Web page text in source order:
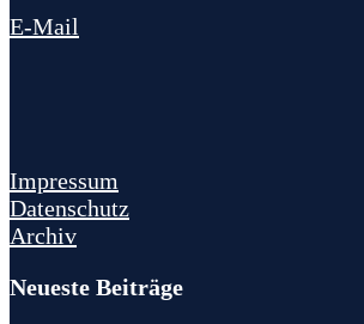
E-Mail
Impressum
Datenschutz
Archiv
Neueste Beiträge